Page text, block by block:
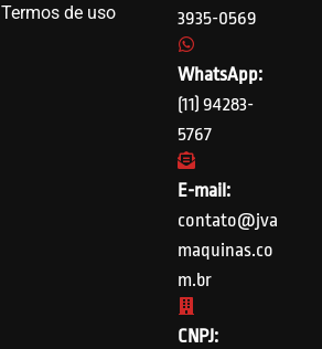
Termos de uso
3935-0569
WhatsApp:
(11) 94283-
5767
E-mail:
contato@jva
maquinas.co
m.br
CNPJ: